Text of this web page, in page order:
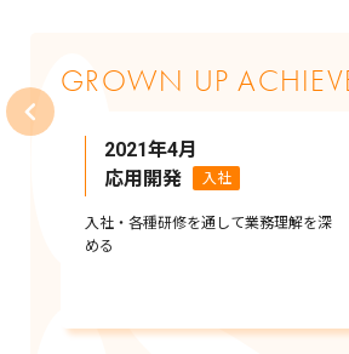
GROWN UP
2021年4月
応用開発
入社
入社・各種研修を通して業務理解を深
める